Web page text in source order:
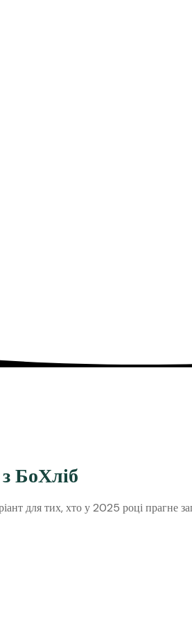
БоХліб
для тих, хто у 2025 році прагне